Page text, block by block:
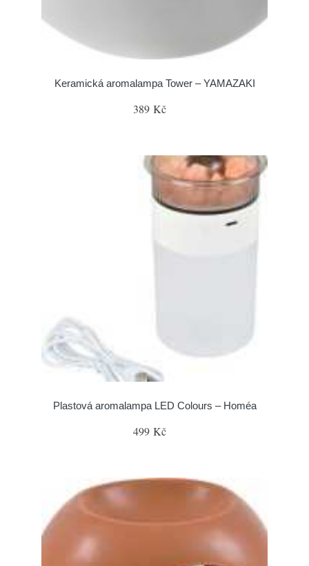
Keramická aromalampa Tower – YAMAZAKI
389 Kč
Plastová aromalampa LED Colours – Homéa
499 Kč